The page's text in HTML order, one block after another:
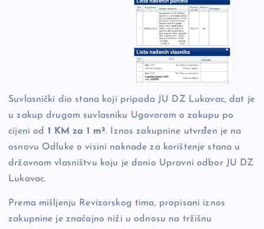
Suvlasnički dio stana koji pripada JU DZ Lukavac, dat je
u zakup drugom suvlasniku Ugovorom o zakupu po
cijeni od 1 KM za 1 m². Iznos zakupnine utvrđen je na
osnovu Odluke o visini naknade za korištenje stana u
državnom vlasništvu koju je donio Upravni odbor JU DZ
Lukavac.
Prema mišljenju Revizorskog tima, propisani iznos
zakupnine je značajno niži u odnosu na tržišnu